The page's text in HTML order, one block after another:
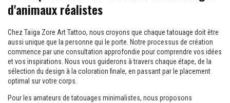
d'animaux réalistes
Chez Taïga Zore Art Tattoo, nous croyons que chaque tatouage doit être
aussi unique que la personne qui le porte. Notre processus de création
commence par une consultation approfondie pour comprendre vos idées
et vos inspirations. Nous vous guiderons à travers chaque étape, de la
sélection du design à la coloration finale, en passant par le placement
optimal sur votre corps.
Pour les amateurs de tatouages minimalistes, nous proposons